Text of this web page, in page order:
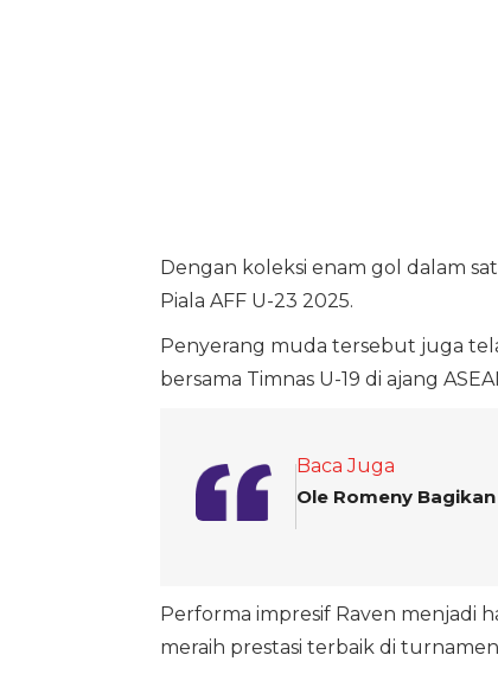
Dengan koleksi enam gol dalam
Piala AFF U-23 2025.
Penyerang muda tersebut juga
bersama Timnas U-19 di ajang
Baca Juga
Ole Romeny
Performa impresif Raven menjadi
meraih prestasi terbaik di